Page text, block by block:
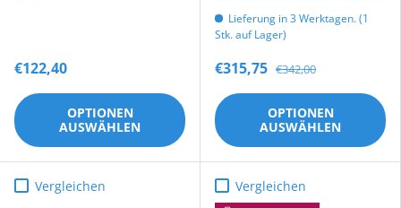
€122,40
OPTIONEN
AUSWÄHLEN
Lieferung in 3 Werktagen. (1
Stk. auf Lager)
€315,75 €342,00
OPTIONEN
AUSWÄHLEN
Vergleichen Vergleichen